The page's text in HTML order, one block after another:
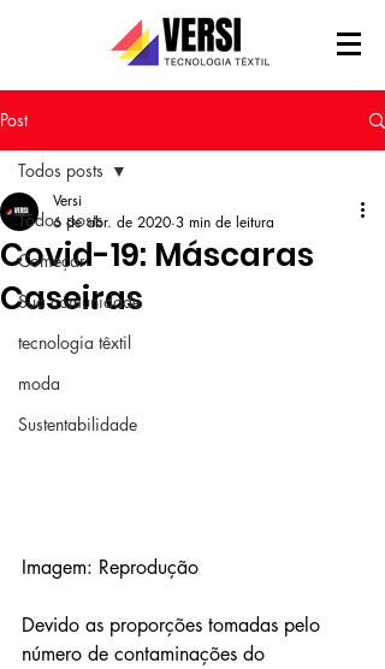
Post
Todos posts
Começar
Sua comunidade
tecnologia têxtil
moda
Sustentabilidade
Todos posts
Covid-19: Máscaras
Caseiras
Versi
6 de abr. de 2020 3 min de leitura
Imagem: Reprodução
Devido as proporções tomadas pelo
número de contaminações do